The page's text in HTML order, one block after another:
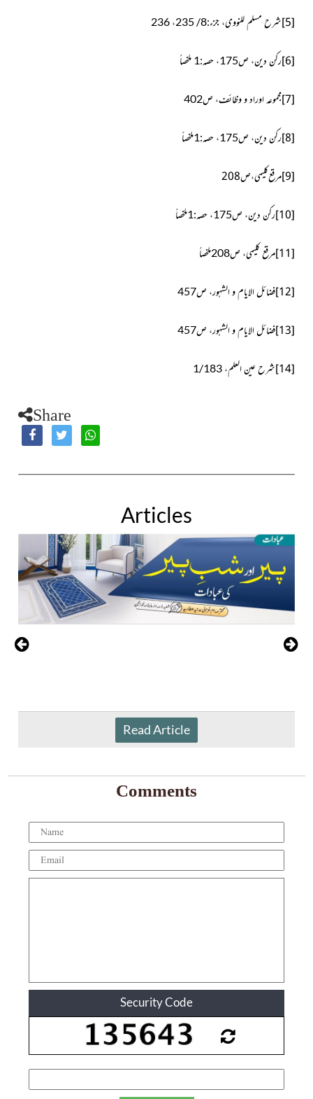
[5]شرح مسلم للنووی، جزء:8/ 235، 236
[6]رکن دین، ص175، حصہ:1 ملخصاً
[7]مجموعہ اوراد و وظائف، ص402
[8]رکن دین، ص175، حصہ:1ملخصاً
[9]مرقع کلیمی، ص208
[10]رکن دین، ص175، حصہ:1ملخصاً
[11]مرقع کلیمی، ص208ملخصاً
[12]فضائل الایام و الشہور، ص457
[13]فضائل الایام و الشہور، ص457
[14]شرح عین العلم، 1/183
Share
Articles
Read Article
Comments
Security Code